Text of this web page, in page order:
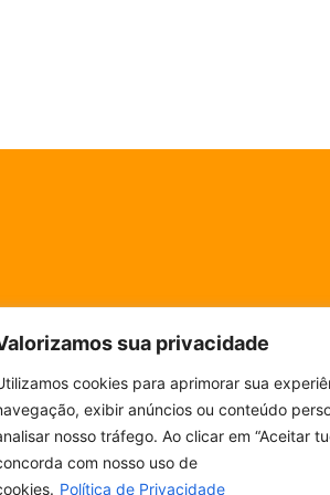
sua privacidade
cookies para aprimorar sua
exibir anúncios ou conteúdo
nosso tráfego. Ao clicar em “Aceitar
com nosso uso de
Política de Privacidade